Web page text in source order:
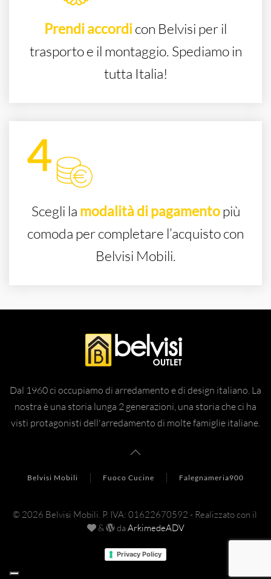
Prendi accordicon Belvisi per il
trasporto e il montaggio. Spediamo in
tutta Italia!
Scegli la modalità di pagamentopiù
comoda per completare l’acquisto con
Belvisi Mobili.
Dal 1960 ci occupiamo di arredamento e di design italiano. La
nostra è una storia lunga 2 generazioni, una storia che ci ha
visti protagonisti dell'arredamento di molte famiglie italiane.
Belvisi Mobili Fuoco Cucine Falegnameria900
© 2026 Belvisi Mobili. P. IVA: 01622670592 - Realizzato con il
&
daArkimedeADV
Privacy Policy